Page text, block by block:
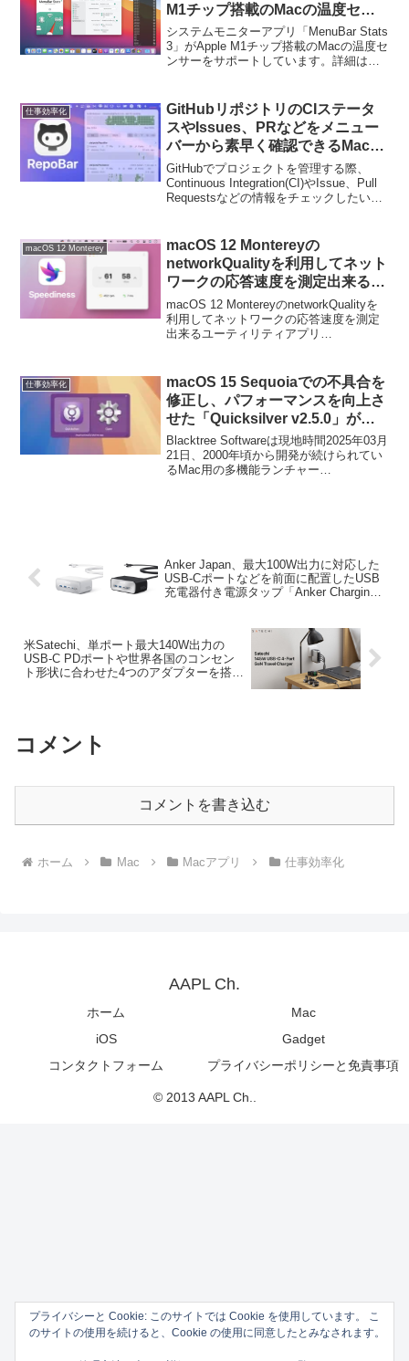
M1チップ搭載のMacの温度セン
サーをサポート。
システムモニターアプリ「MenuBar Stats
3」がApple M1チップ搭載のMacの温度セ
ンサーをサポートしています。詳細は以
仕事効率化
GitHubリポジトリのCIステータ
スやIssues、PRなどをメニュー
バーから素早く確認できるMacア
プリ「RepoBar」がリリース。
GitHubでプロジェクトを管理する際、
Continuous Integration(CI)やIssue、Pull
Requestsなどの情報をチェックしたいと
Macのメニューバーから素早く確認でき
る「RepoBar」が新たにリリースされて
います。
macOS 12 Monterey
macOS 12 Montereyの
networkQualityを利用してネット
ワークの応答速度を測定出来るア
プリ「Speediness」がリリー
ス。
macOS 12 MontereyのnetworkQualityを
利用してネットワークの応答速度を測定
出来るユーティリティアプリ
仕事効率化
macOS 15 Sequoiaでの不具合を
修正し、パフォーマンスを向上さ
せた「Quicksilver v2.5.0」がリ
リース。
Blacktree Softwareは現地時間2025年03月
21日、2000年頃から開発が続けられてい
るMac用の多機能ランチャー
Anker Japan、最大100W出力に対応した
USB-Cポートなどを前面に配置したUSB
充電器付き電源タップ「Anker Charging
米Satechi、単ポート最大140W出力の
USB-C PDポートや世界各国のコンセン
ト形状に合わせた4つのアダプターを搭載
コメント
コメントを書き込む
ホーム Mac Macアプリ 仕事効率化
AAPL Ch.
ホーム
Mac
iOS
Gadget
コンタクトフォーム
プライバシーポリシーと免責事項
© 2013 AAPL Ch..
プライバシーと Cookie: このサイトでは Cookie を使用しています。 こ
のサイトの使用を続けると、Cookie の使用に同意したとみなされます。